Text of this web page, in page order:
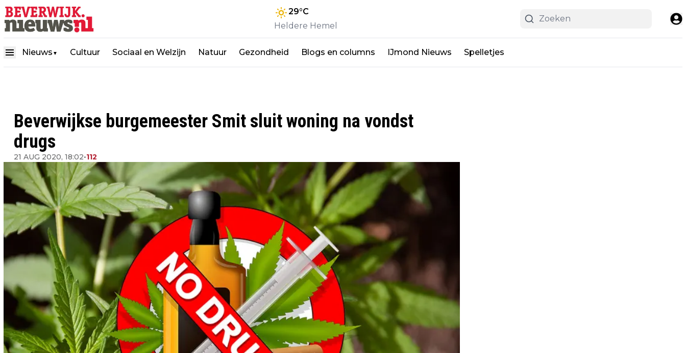
29°C
Heldere Hemel
Nieuws ▼ Cultuur Sociaal en Welzijn Natuur Gezondheid Blogs en columns IJmond Nieuws Spelletjes
Beverwijkse burgemeester Smit sluit woning na vondst
drugs
21 AUG 2020, 18:02•112